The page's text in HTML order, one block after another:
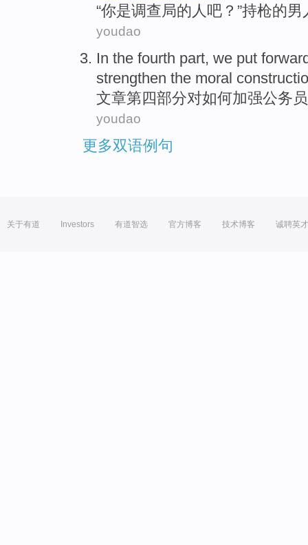
“你是调查局的 人 吧？”持枪的男
youdao
In the fourth part, we put
strengthen the moral
文章第四部分对如何加强公务员
youdao
更多双语例句
关于有道 Investors 有道智选 官方博客 技术博客 诚聘英才